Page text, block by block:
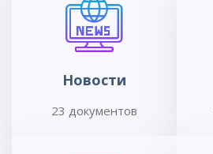
Новости
23 документов